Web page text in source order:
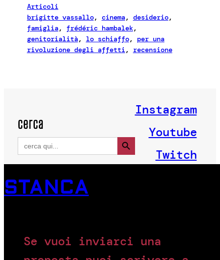
Articoli
brigitte vassallo, cinema, desiderio
famiglia, frédéric hambalek
genitorialità, lo schiaffo, per una
rivoluzione degli affetti , recensione
cerca
Search
for:
Search Button
Instagram
Youtube
Twitch
STANCA
Se vuoi inviarci una